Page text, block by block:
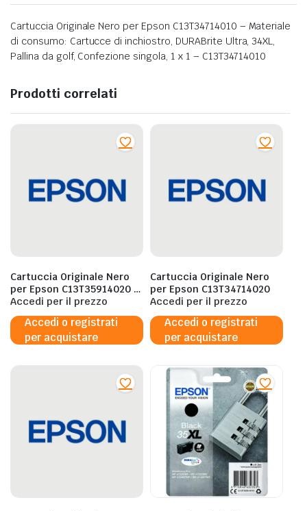
Cartuccia Originale Nero per Epson C13T34714010 – Materiale
di consumo: Cartucce di inchiostro, DURABrite Ultra, 34XL,
Pallina da golf, Confezione singola, 1 x 1 – C13T34714010
Prodotti correlati
Cartuccia Originale Nero
per Epson C13T35914020 –
2ML
Accedi per il prezzo
Accedi o registrati
per acquistare
Cartuccia Originale Nero
per Epson C13T34714020
Accedi per il prezzo
Accedi o registrati
per acquistare